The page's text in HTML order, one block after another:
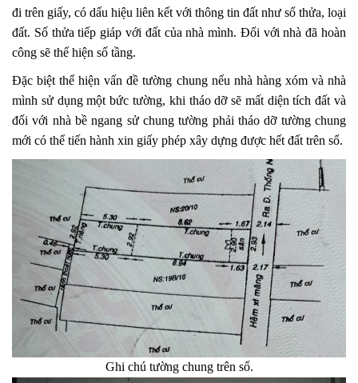
đi trên giấy, có dấu hiệu liên kết với thông tin đất như sổ thửa, loại
đất. Số thửa tiếp giáp với đất của nhà mình. Đối với nhà đã hoàn
công sẽ thể hiện số tầng.
Đặc biệt thể hiện vấn đề tường chung nếu nhà hàng xóm và nhà
mình sử dụng một bức tường, khi tháo dỡ sẽ mất diện tích đất và
đối với nhà bề ngang sử chung tường phải tháo dỡ tường chung
mới có thể tiến hành xin giấy phép xây dựng được hết đất trên sổ.
Ghi chú tường chung trên sổ.